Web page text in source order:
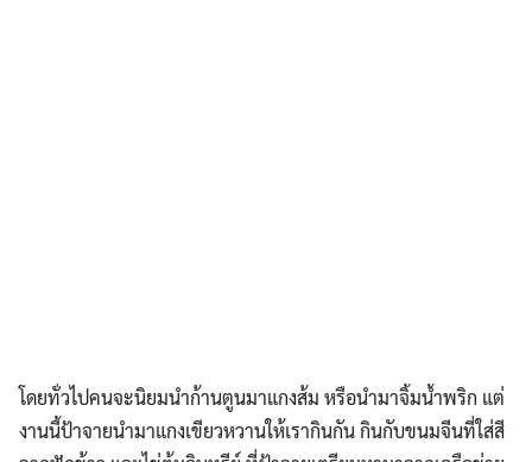
โดยทั่วไปคนจะนิยมนำก้านตูนมาแกงส้ม หรือนำมาจิ้มน้ำพริก แต่
งานนี้ป้าจายนำมาแกงเขียวหวานให้เรากินกัน กินกับขนมจีนที่ใส่สี